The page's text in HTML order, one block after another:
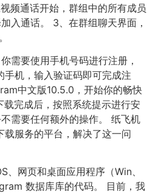
频通话开始，群组中的所有成员
入通话。 3、在群组聊天界面，
需要使用手机号码进行注册，
机，输入验证码即可完成注
中文版10.5.0，开始你的畅快
完成后，按照系统提示进行安
需要任何额外的操作。 纸飞机
服务的平台，解决了这一问
网页和桌面应用程序（Win、
数据库库的代码。 目前，我